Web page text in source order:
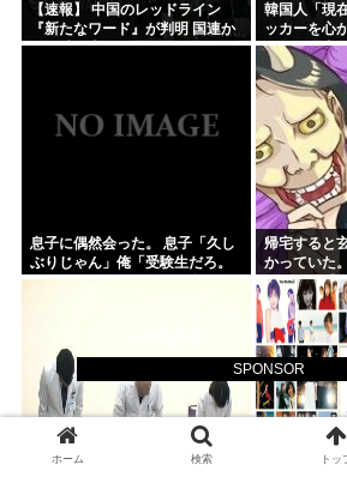
SPONSOR
【速報】 中国のレッドライン
『新たなワード』が判明 国連か
らも消し去ろうとする
韓国人「現
ッカーを心
ている理由
れは同意す
韓国の反応
息子に偶然会った。 息子「久し
ぶりじゃん」俺「受験生だろ。
遊んでてもいいのか？」息子
帰宅すると
かっていた
よ…」嫁「
て」→閉め
った一言が
ホーム 検索 トッ